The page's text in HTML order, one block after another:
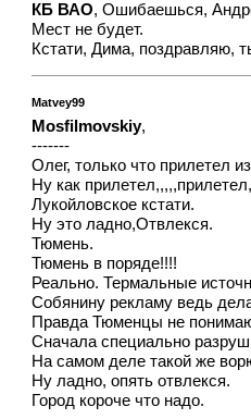
КБ ВАО, Ошибаешься,
Мест не будет.
Кстати, Дима, поздравляю,
Matvey99
Mosfilmovskiy,
-------
Олег, только что прилетел
Ну как
Лукойловское кстати.
Ну это ладно,Отвлекся.
Тюмень.
Тюмень в поряде!!!!
Реально. Термальные
Собянину рекламу ведь
Правда Тюменцы не
Сначала специально
На самом деле такой же
Ну ладно, опять отвлекся.
Город короче что надо.